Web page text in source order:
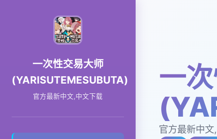
一次性交易大师
(YARISUTEMESUBUTA)
官方最新中文,中文下载
一
官方最新中